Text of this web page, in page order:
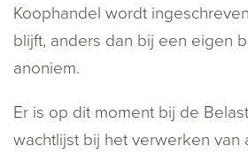
Koophandel wordt
blijft, anders dan bij een eigen
anoniem.
Er is op dit moment bij de
wachtlijst bij het verwerken van